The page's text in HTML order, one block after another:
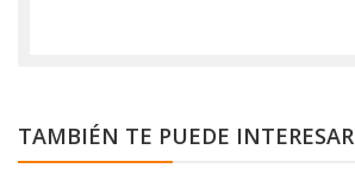
TAMBIÉN TE PUEDE INTERESAR